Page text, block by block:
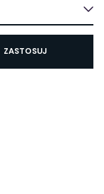
ZASTOSUJ